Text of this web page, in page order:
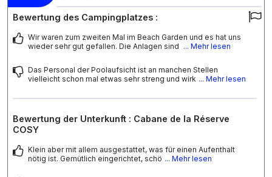
Bewertung des Campingplatzes :
Wir waren zum zweiten Mal im Beach Garden und es hat uns
wieder sehr gut gefallen. Die Anlagen sind ... Mehr lesen
Das Personal der Poolaufsicht ist an manchen Stellen
vielleicht schon mal etwas sehr streng und wirk ... Mehr lesen
Bewertung der Unterkunft : Cabane de la Réserve
COSY
Klein aber mit allem ausgestattet, was für einen Aufenthalt
nötig ist. Gemütlich eingerichtet, schö ... Mehr lesen